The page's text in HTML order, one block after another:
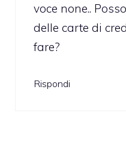
voce none..
delle carte di
fare?
Rispondi